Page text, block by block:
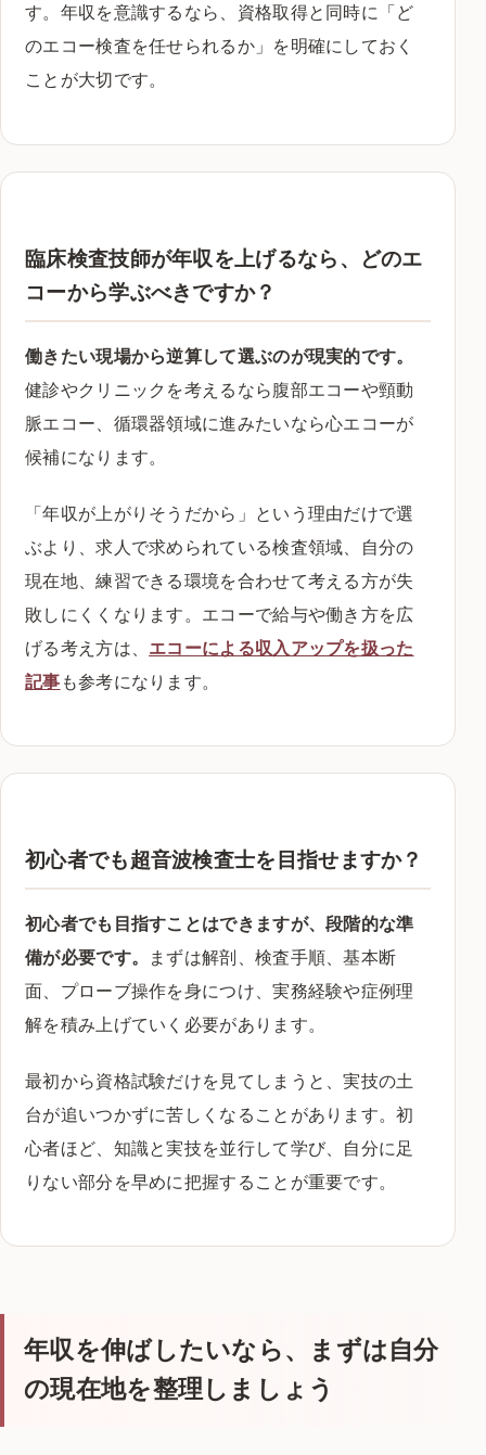
す。年収を意識するなら、資格取得と同時に「ど
のエコー検査を任せられるか」を明確にしておく
ことが大切です。
臨床検査技師が年収を上げるなら、どのエ
コーから学ぶべきですか？
働きたい現場から逆算して選ぶのが現実的です。
健診やクリニックを考えるなら腹部エコーや頸動
脈エコー、循環器領域に進みたいなら心エコーが
候補になります。
「年収が上がりそうだから」という理由だけで選
ぶより、求人で求められている検査領域、自分の
現在地、練習できる環境を合わせて考える方が失
敗しにくくなります。エコーで給与や働き方を広
げる考え方は、 エコーによる収入アップを扱った
記事 も参考になります。
初心者でも超音波検査士を目指せますか？
初心者でも目指すことはできますが、段階的な準
備が必要です。
まずは解剖、検査手順、基本断
面、プローブ操作を身につけ、実務経験や症例理
解を積み上げていく必要があります。
最初から資格試験だけを見てしまうと、実技の土
台が追いつかずに苦しくなることがあります。初
心者ほど、知識と実技を並行して学び、自分に足
りない部分を早めに把握することが重要です。
年収を伸ばしたいなら、まずは自分
の現在地を整理しましょう